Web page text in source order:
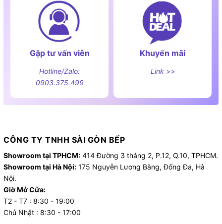
Gặp tư vấn viên
Hotline/Zalo:
0903.375.499
Khuyến mãi
Link >>
CÔNG TY TNHH SÀI GÒN BẾP
Showroom tại TPHCM: 414 Đường 3 tháng 2, P.12, Q.10, TPHCM.
Showroom tại Hà Nội: 175 Nguyễn Lương Bằng, Đống Đa, Hà
Nội.
Giờ Mở Cửa:
T2 - T7 : 8:30 - 19:00
Chủ Nhật : 8:30 - 17:00